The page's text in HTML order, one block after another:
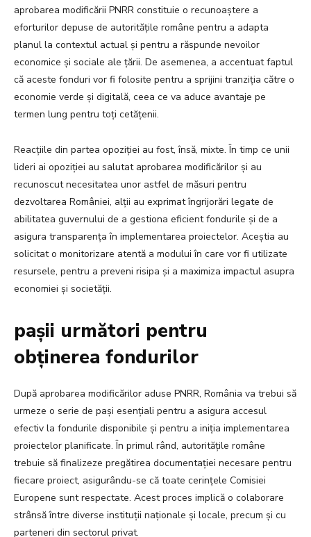
aprobarea modificării PNRR constituie o recunoaștere a
eforturilor depuse de autoritățile române pentru a adapta
planul la contextul actual și pentru a răspunde nevoilor
economice și sociale ale țării. De asemenea, a accentuat faptul
că aceste fonduri vor fi folosite pentru a sprijini tranziția către o
economie verde și digitală, ceea ce va aduce avantaje pe
termen lung pentru toți cetățenii.
Reacțiile din partea opoziției au fost, însă, mixte. În timp ce unii
lideri ai opoziției au salutat aprobarea modificărilor și au
recunoscut necesitatea unor astfel de măsuri pentru
dezvoltarea României, alții au exprimat îngrijorări legate de
abilitatea guvernului de a gestiona eficient fondurile și de a
asigura transparența în implementarea proiectelor. Aceștia au
solicitat o monitorizare atentă a modului în care vor fi utilizate
resursele, pentru a preveni risipa și a maximiza impactul asupra
economiei și societății.
pașii următori pentru
obținerea fondurilor
După aprobarea modificărilor aduse PNRR, România va trebui să
urmeze o serie de pași esențiali pentru a asigura accesul
efectiv la fondurile disponibile și pentru a iniția implementarea
proiectelor planificate. În primul rând, autoritățile române
trebuie să finalizeze pregătirea documentației necesare pentru
fiecare proiect, asigurându-se că toate cerințele Comisiei
Europene sunt respectate. Acest proces implică o colaborare
strânsă între diverse instituții naționale și locale, precum și cu
parteneri din sectorul privat.